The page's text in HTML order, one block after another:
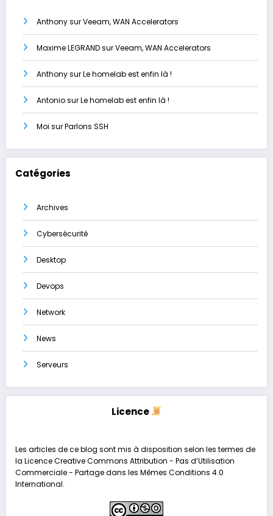
AnthonysurVeeam, WAN Accelerators
Maxime LEGRANDsurVeeam, WAN Accelerators
AnthonysurLe homelab est enfin là !
AntoniosurLe homelab est enfin là !
Moi surParlons SSH
Catégories
Archives
Cybersécurité
Desktop
Devops
Network
News
Serveurs
Licence
Les articles de ce blog sont mis à disposition selon les termes de
la Licence Creative Commons Attribution - Pas d’Utilisation
Commerciale - Partage dans les Mêmes Conditions 4.0
International.